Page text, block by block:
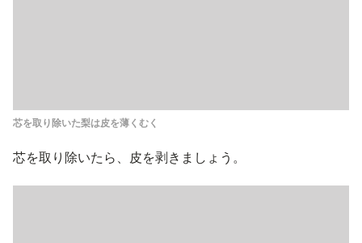
芯を取り除いた梨は皮を薄くむく
芯を取り除いたら、皮を剥きましょう。